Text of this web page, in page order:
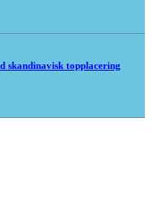
skandinavisk topplacering